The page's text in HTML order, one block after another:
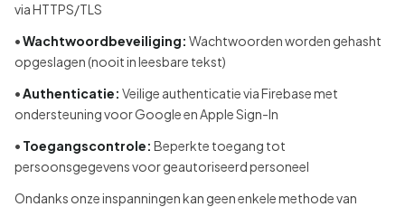
via HTTPS/TLS
•Wachtwoordbeveiliging: Wachtwoorden worden gehasht
opgeslagen (nooit in leesbare tekst)
•Authenticatie: Veilige authenticatie via Firebase met
ondersteuning voor Google en Apple Sign-In
• Toegangscontrole: Beperkte toegang tot
persoonsgegevens voor geautoriseerd personeel
Ondanks onze inspanningen kan geen enkele methode van